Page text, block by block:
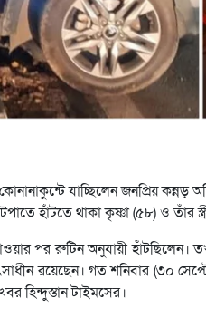
যাচ্ছিলেন জনপ্রিয়
হাঁটতে থাকা কৃষ্ণা (৫৮) ও তাঁর
পর রুটিন অনুযায়ী হাঁটছিলেন।
রয়েছেন। গত শনিবার (৩০
হিন্দুস্তান টাইমসের।